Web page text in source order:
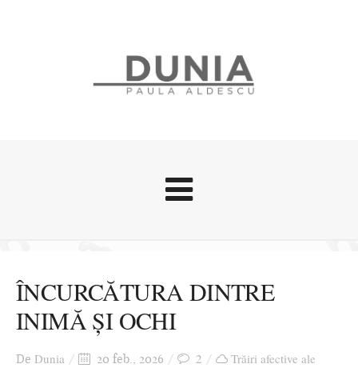
Stari afective
Zice Dunia
Călătorii
Cursuri povestite
ÎNCURCĂTURA DINTRE
INIMĂ ȘI OCHI
De Dunia 20 feb., 2026 2
Trăiri afective ale